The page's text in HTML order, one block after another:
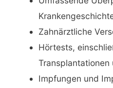
Zahnärztliche
Hörtests,
Transplantationen
Impfungen und